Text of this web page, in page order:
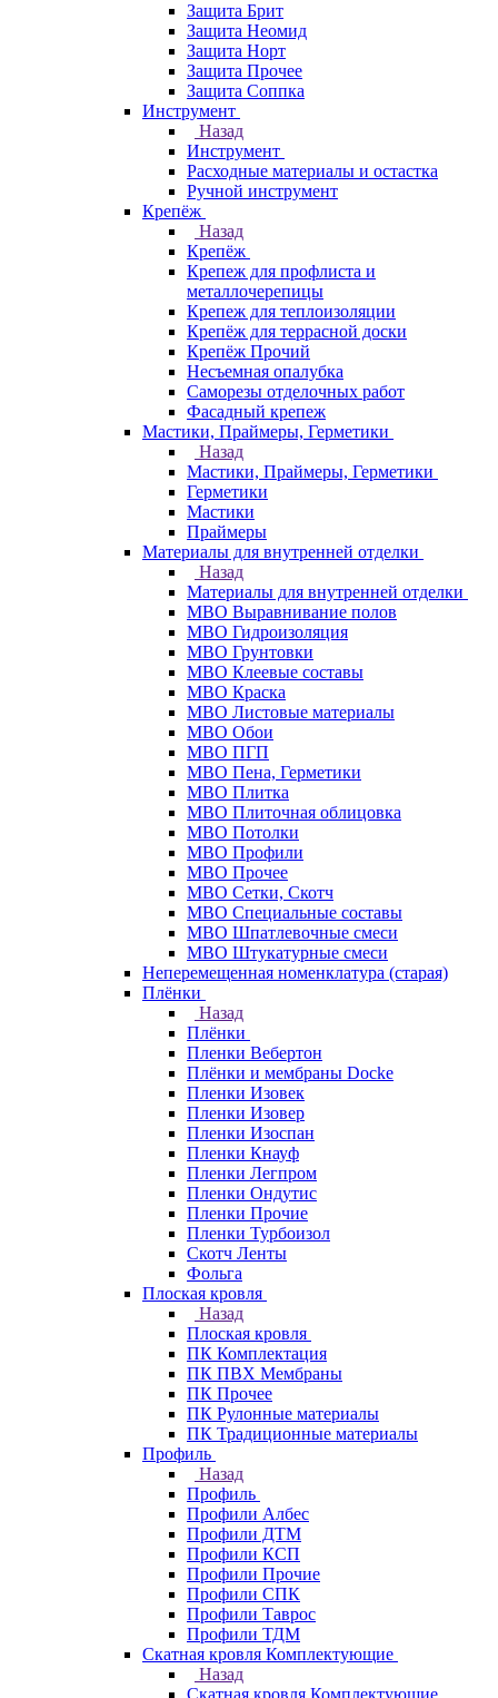
Защита Брит
Защита Неомид
Защита Норт
Защита Прочее
Защита Соппка
Инструмент
Назад
Инструмент
Расходные материалы и остастка
Ручной инструмент
Крепёж
Назад
Крепёж
Крепеж для профлиста и
металлочерепицы
Крепеж для теплоизоляции
Крепёж для террасной доски
Крепёж Прочий
Несъемная опалубка
Саморезы отделочных работ
Фасадный крепеж
Мастики, Праймеры, Герметики
Назад
Мастики, Праймеры, Герметики
Герметики
Мастики
Праймеры
Материалы для внутренней отделки
Назад
Материалы для внутренней отделки
МВО Выравнивание полов
МВО Гидроизоляция
МВО Грунтовки
МВО Клеевые составы
МВО Краска
МВО Листовые материалы
МВО Обои
МВО ПГП
МВО Пена, Герметики
МВО Плитка
МВО Плиточная облицовка
МВО Потолки
МВО Профили
МВО Прочее
МВО Сетки, Скотч
МВО Специальные составы
МВО Шпатлевочные смеси
МВО Штукатурные смеси
Неперемещенная номенклатура (старая)
Плёнки
Назад
Плёнки
Пленки Вебертон
Плёнки и мембраны Docke
Пленки Изовек
Пленки Изовер
Пленки Изоспан
Пленки Кнауф
Пленки Легпром
Пленки Ондутис
Пленки Прочие
Пленки Турбоизол
Скотч Ленты
Фольга
Плоская кровля
Назад
Плоская кровля
ПК Комплектация
ПК ПВХ Мембраны
ПК Прочее
ПК Рулонные материалы
ПК Традиционные материалы
Профиль
Назад
Профиль
Профили Албес
Профили ДТМ
Профили КСП
Профили Прочие
Профили СПК
Профили Таврос
Профили ТДМ
Скатная кровля Комплектующие
Назад
Скатная кровля Комплектующие